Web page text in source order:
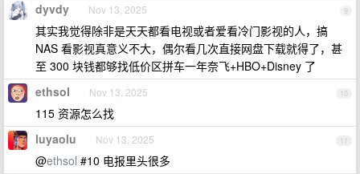
9
dyvdy Nov 13, 2025
其实我觉得除非是天天都看电视或者爱看冷门影视的人，搞
NAS 看影视真意义不大，偶尔看几次直接网盘下载就得了，甚
至 300 块钱都够找低价区拼车一年奈飞+HBO+Disney 了
10
ethsol Nov 13, 2025
115 资源怎么找
11
luyaolu Nov 13, 2025
@ethsol #10 电报里头很多